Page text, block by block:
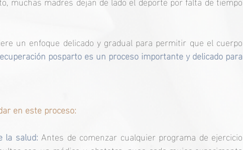
un enfoque delicado y gradual para permitir que el cuerpo
posparto es un proceso importante y delicado para
en este proceso:
la salud: Antes de comenzar cualquier programa de ejercicio